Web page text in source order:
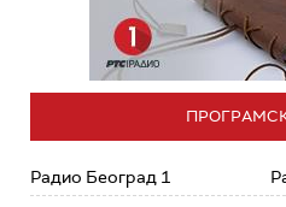
Радио Београд 1